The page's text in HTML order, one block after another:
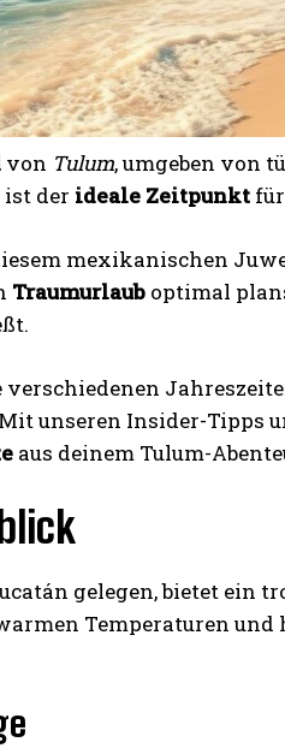
von Tulum, umgeben von
ist der ideale Zeitpunkt
mexikanischen
Traumurlaub optimal
unseren Insider-Tipps
aus deinem Tulum-
gelegen, bietet ein
Temperaturen